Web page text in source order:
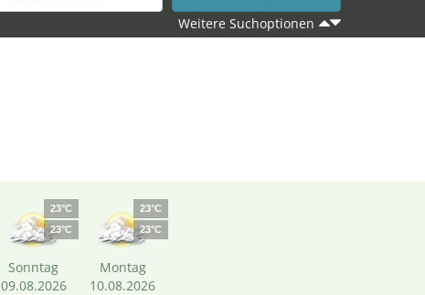
Weitere Suchoptionen
23°C
23°C
Sonntag
09.08.2026
23°C
23°C
Montag
10.08.2026